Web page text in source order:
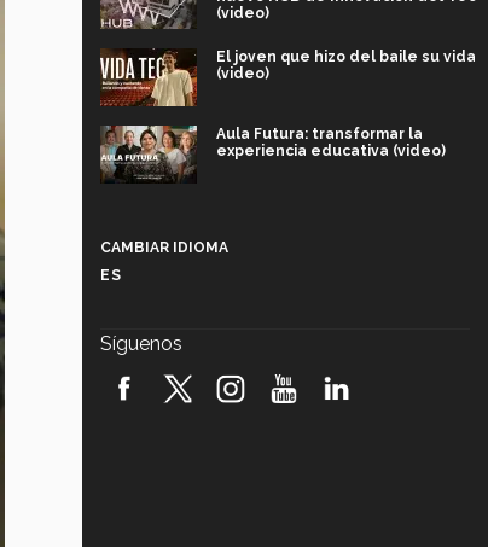
(video)
El joven que hizo del baile su vida
(video)
Aula Futura: transformar la
experiencia educativa (video)
robótica FIRST 2026! (video)
CAMBIAR IDIOMA
ES
Síguenos